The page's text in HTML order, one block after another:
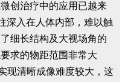
创治疗中的应用已越来
深入在人体内部，难以触
细长结构及大视场角的
求的物距范围非常大
现清晰成像难度较大，这